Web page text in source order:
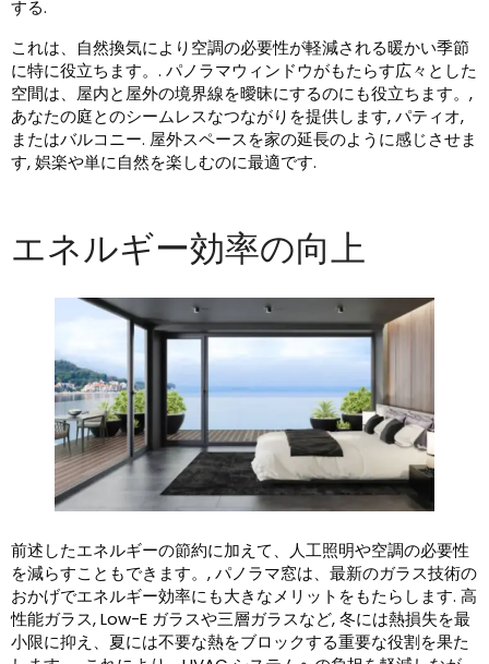
する.
これは、自然換気により空調の必要性が軽減される暖かい季節
に特に役立ちます。. パノラマウィンドウがもたらす広々とした
空間は、屋内と屋外の境界線を曖昧にするのにも役立ちます。,
あなたの庭とのシームレスなつながりを提供します, パティオ,
またはバルコニー. 屋外スペースを家の延長のように感じさせま
す, 娯楽や単に自然を楽しむのに最適です.
エネルギー効率の向上
前述したエネルギーの節約に加えて、人工照明や空調の必要性
を減らすこともできます。, パノラマ窓は、最新のガラス技術の
おかげでエネルギー効率にも大きなメリットをもたらします. 高
性能ガラス, Low-E ガラスや三層ガラスなど, 冬には熱損失を最
小限に抑え、夏には不要な熱をブロックする重要な役割を果た